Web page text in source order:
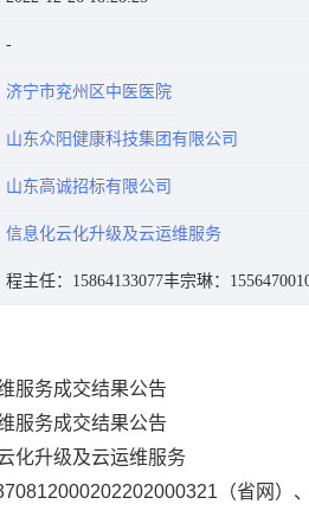
济宁市兖州区中医医院
山东众阳健康科技集团有限公司
山东高诚招标有限公司
信息化云化升级及云运维服务
程主任：15864133077丰宗琳：
服务成交结果公告
服务成交结果公告
化升级及云运维服务
（省网）